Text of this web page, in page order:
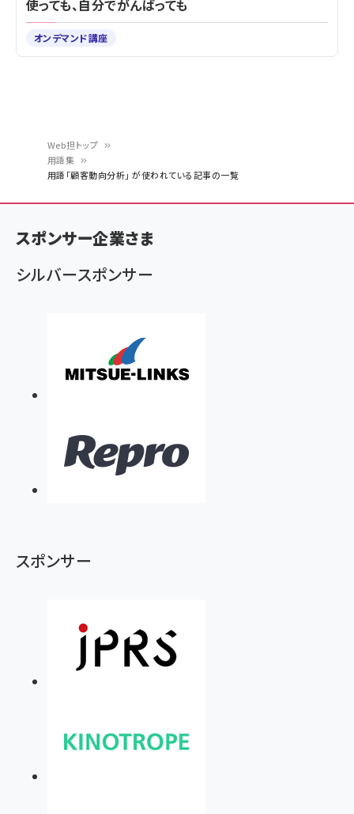
ン
く
ず
Web担トップ
用語集
用語「顧客動向分析」 が使われている記事の一覧
使っても、自分でがんばっても
オンデマンド講座
スポンサー企業さま
シルバースポンサー
スポンサー